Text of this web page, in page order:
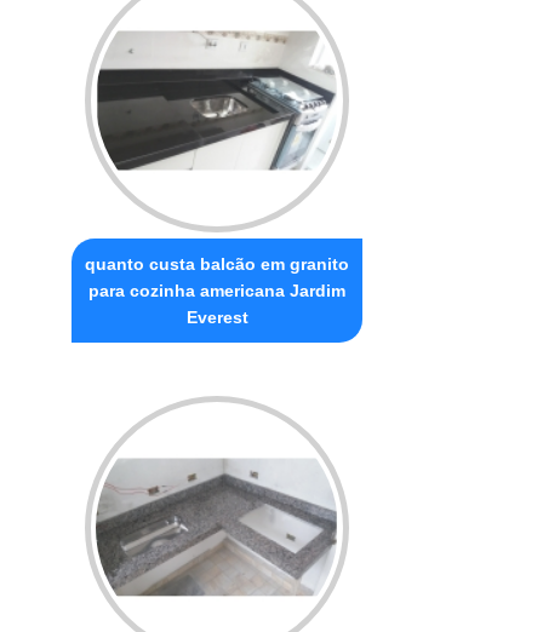
quanto custa balcão em granito
para cozinha americana Jardim
Everest